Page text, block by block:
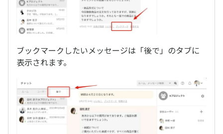
ブックマークしたいメッセージは「後で」のタブに
表示されます。